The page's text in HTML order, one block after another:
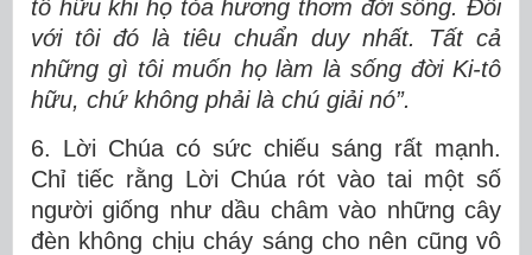
tô hữu khi họ tỏa hương thơm đời sống. Đối
với tôi đó là tiêu chuẩn duy nhất. Tất cả
những gì tôi muốn họ làm là sống đời Ki-tô
hữu, chứ không phải là chú giải nó”.
6. Lời Chúa có sức chiếu sáng rất mạnh.
Chỉ tiếc rằng Lời Chúa rót vào tai một số
người giống như dầu châm vào những cây
đèn không chịu cháy sáng cho nên cũng vô